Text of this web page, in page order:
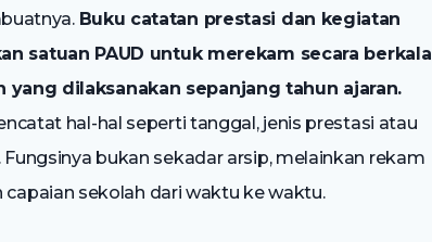
Buku catatan prestasi dan kegiatan
satuan PAUD untuk merekam secara berkala
dilaksanakan sepanjang tahun ajaran.
hal-hal seperti tanggal, jenis prestasi atau
bukan sekadar arsip, melainkan rekam
sekolah dari waktu ke waktu.